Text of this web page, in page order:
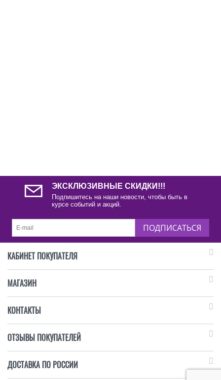
ЭКСКЛЮЗИВНЫЕ СКИДКИ!!!
Подпишитесь на наши новости, чтобы быть в
курсе событий и акций.
ПОДПИСАТЬСЯ
КАБИНЕТ ПОКУПАТЕЛЯ
МАГАЗИН
КОНТАКТЫ
ОТЗЫВЫ ПОКУПАТЕЛЕЙ
ДОСТАВКА ПО РОССИИ